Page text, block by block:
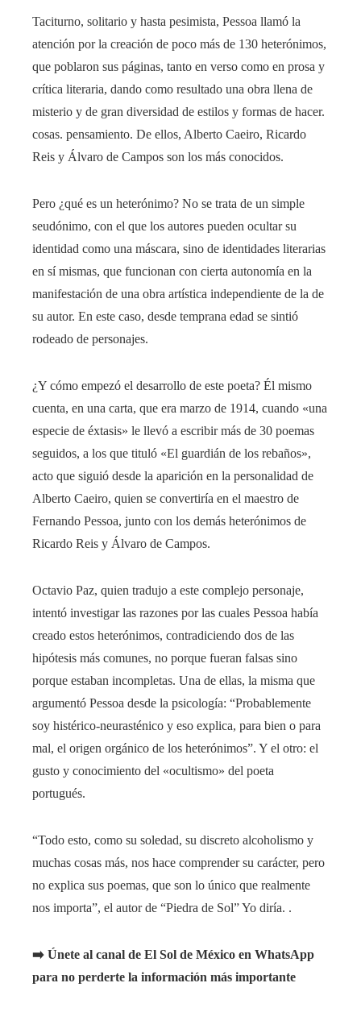
Taciturno, solitario y hasta pesimista, Pessoa llamó la
atención por la creación de poco más de 130 heterónimos,
que poblaron sus páginas, tanto en verso como en prosa y
crítica literaria, dando como resultado una obra llena de
misterio y de gran diversidad de estilos y formas de hacer.
cosas. pensamiento. De ellos, Alberto Caeiro, Ricardo
Reis y Álvaro de Campos son los más conocidos.
Pero ¿qué es un heterónimo? No se trata de un simple
seudónimo, con el que los autores pueden ocultar su
identidad como una máscara, sino de identidades literarias
en sí mismas, que funcionan con cierta autonomía en la
manifestación de una obra artística independiente de la de
su autor. En este caso, desde temprana edad se sintió
rodeado de personajes.
¿Y cómo empezó el desarrollo de este poeta? Él mismo
cuenta, en una carta, que era marzo de 1914, cuando «una
especie de éxtasis» le llevó a escribir más de 30 poemas
seguidos, a los que tituló «El guardián de los rebaños»,
acto que siguió desde la aparición en la personalidad de
Alberto Caeiro, quien se convertiría en el maestro de
Fernando Pessoa, junto con los demás heterónimos de
Ricardo Reis y Álvaro de Campos.
Octavio Paz, quien tradujo a este complejo personaje,
intentó investigar las razones por las cuales Pessoa había
creado estos heterónimos, contradiciendo dos de las
hipótesis más comunes, no porque fueran falsas sino
porque estaban incompletas. Una de ellas, la misma que
argumentó Pessoa desde la psicología: “Probablemente
soy histérico-neurasténico y eso explica, para bien o para
mal, el origen orgánico de los heterónimos”. Y el otro: el
gusto y conocimiento del «ocultismo» del poeta
portugués.
“Todo esto, como su soledad, su discreto alcoholismo y
muchas cosas más, nos hace comprender su carácter, pero
no explica sus poemas, que son lo único que realmente
nos importa”, el autor de “Piedra de Sol” Yo diría. .
➡️ Únete al canal de El Sol de México en WhatsApp
para no perderte la información más importante